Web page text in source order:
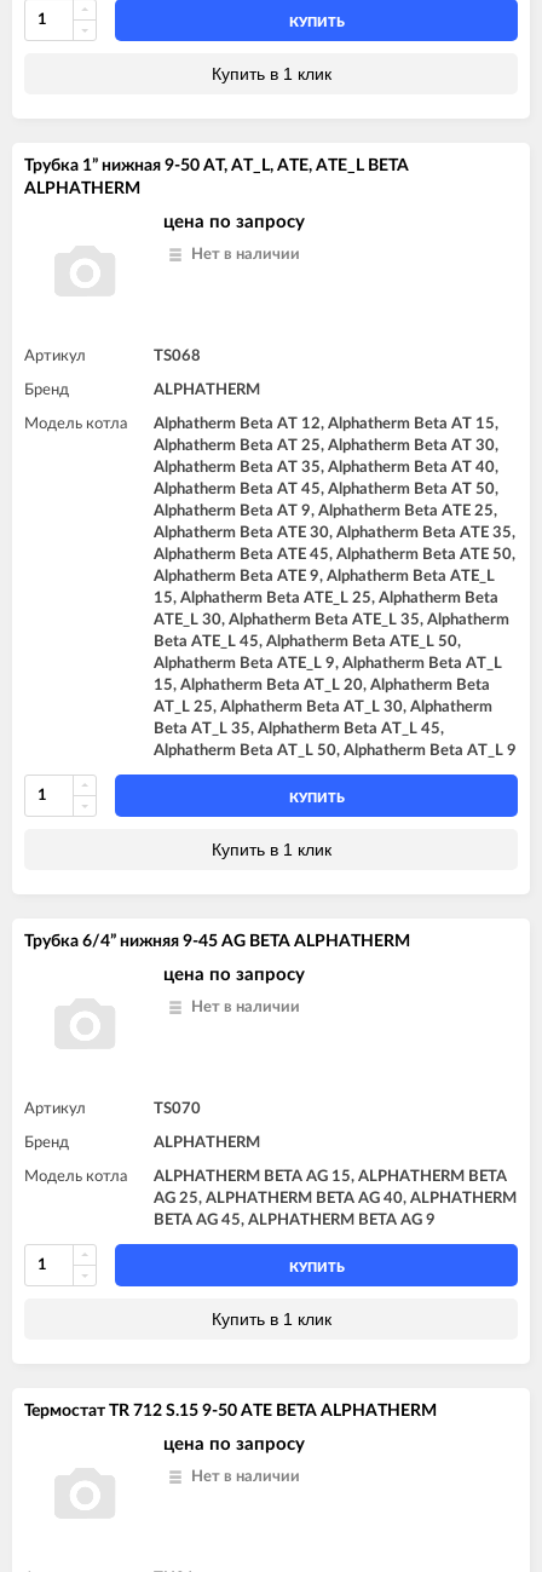
КУПИТЬ
Купить в 1 клик
Трубка 1” нижная 9-50 AT, AT_L, ATE, ATE_L BETA
ALPHATHERM
цена по запросу
Нет в наличии
Артикул TS068
Бренд ALPHATHERM
Модель котла
Alphatherm Beta AT 12, Alphatherm Beta AT 15,
Alphatherm Beta AT 25, Alphatherm Beta AT 30,
Alphatherm Beta AT 35, Alphatherm Beta AT 40,
Alphatherm Beta AT 45, Alphatherm Beta AT 50,
Alphatherm Beta AT 9, Alphatherm Beta ATE 25,
Alphatherm Beta ATE 30, Alphatherm Beta ATE 35,
Alphatherm Beta ATE 45, Alphatherm Beta ATE 50,
Alphatherm Beta ATE 9, Alphatherm Beta ATE_L
15, Alphatherm Beta ATE_L 25, Alphatherm Beta
ATE_L 30, Alphatherm Beta ATE_L 35, Alphatherm
Beta ATE_L 45, Alphatherm Beta ATE_L 50,
Alphatherm Beta ATE_L 9, Alphatherm Beta AT_L
15, Alphatherm Beta AT_L 20, Alphatherm Beta
AT_L 25, Alphatherm Beta AT_L 30, Alphatherm
Beta AT_L 35, Alphatherm Beta AT_L 45,
Alphatherm Beta AT_L 50, Alphatherm Beta AT_L 9
КУПИТЬ
Купить в 1 клик
Трубка 6/4” нижняя 9-45 AG BETA ALPHATHERM
цена по запросу
Нет в наличии
Артикул TS070
Бренд ALPHATHERM
Модель котла
ALPHATHERM BETA AG 15, ALPHATHERM BETA
AG 25, ALPHATHERM BETA AG 40, ALPHATHERM
BETA AG 45, ALPHATHERM BETA AG 9
КУПИТЬ
Купить в 1 клик
Термостат TR 712 S.15 9-50 ATE BETA ALPHATHERM
цена по запросу
Нет в наличии